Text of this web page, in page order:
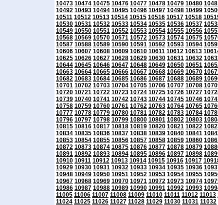
10473 10474 10475 10476 10477 10478 10479 10480
10492 10493 10494 10495 10496 10497 10498 10499
10511 10512 10513 10514 10515 10516 10517 10518
10530 10531 10532 10533 10534 10535 10536 10537
10549 10550 10551 10552 10553 10554 10555 10556
10568 10569 10570 10571 10572 10573 10574 10575
10587 10588 10589 10590 10591 10592 10593 10594
10606 10607 10608 10609 10610 10611 10612 10613
10625 10626 10627 10628 10629 10630 10631 10632
10644 10645 10646 10647 10648 10649 10650 10651
10663 10664 10665 10666 10667 10668 10669 10670
10682 10683 10684 10685 10686 10687 10688 10689
10701 10702 10703 10704 10705 10706 10707 10708
10720 10721 10722 10723 10724 10725 10726 10727
10739 10740 10741 10742 10743 10744 10745 10746
10758 10759 10760 10761 10762 10763 10764 10765
10777 10778 10779 10780 10781 10782 10783 10784
10796 10797 10798 10799 10800 10801 10802 10803
10815 10816 10817 10818 10819 10820 10821 10822
10834 10835 10836 10837 10838 10839 10840 10841
10853 10854 10855 10856 10857 10858 10859 10860
10872 10873 10874 10875 10876 10877 10878 10879
10891 10892 10893 10894 10895 10896 10897 10898
10910 10911 10912 10913 10914 10915 10916 10917
10929 10930 10931 10932 10933 10934 10935 10936
10948 10949 10950 10951 10952 10953 10954 10955
10967 10968 10969 10970 10971 10972 10973 10974
10986 10987 10988 10989 10990 10991 10992 10993
11005 11006 11007 11008 11009 11010 11011 11012 11013
11024 11025 11026 11027 11028 11029 11030 11031 11032